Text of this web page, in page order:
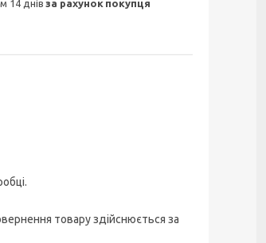
14 днівза рахунок покупця
товару здійснюється за